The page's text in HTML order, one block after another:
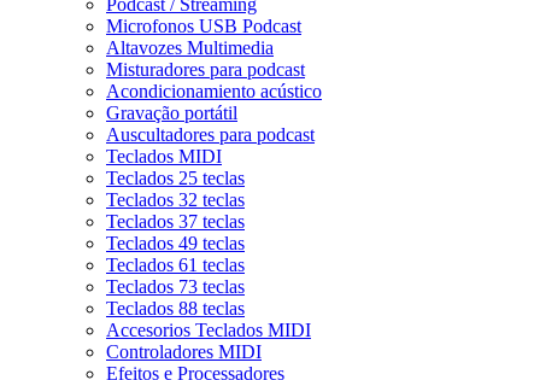
Podcast / Streaming
Microfonos USB Podcast
Altavozes Multimedia
Misturadores para podcast
Acondicionamiento acústico
Gravação portátil
Auscultadores para podcast
Teclados MIDI
Teclados 25 teclas
Teclados 32 teclas
Teclados 37 teclas
Teclados 49 teclas
Teclados 61 teclas
Teclados 73 teclas
Teclados 88 teclas
Accesorios Teclados MIDI
Controladores MIDI
Efeitos e Processadores